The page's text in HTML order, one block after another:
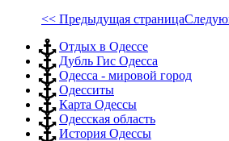
<< Предыдущая страница
Отдых в Одессе
Дубль Гис Одесса
Одесса - мировой город
Одесситы
Карта Одессы
Одесская область
История Одессы